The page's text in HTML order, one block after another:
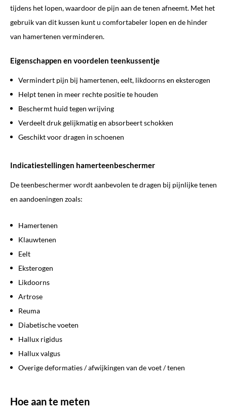
tijdens het lopen, waardoor de pijn aan de tenen afneemt. Met het
gebruik van dit kussen kunt u comfortabeler lopen en de hinder
van hamertenen verminderen.
Eigenschappen en voordelen teenkussentje
Vermindert pijn bij hamertenen, eelt, likdoorns en eksterogen
Helpt tenen in meer rechte positie te houden
Beschermt huid tegen wrijving
Verdeelt druk gelijkmatig en absorbeert schokken
Geschikt voor dragen in schoenen
Indicatiestellingen hamerteenbeschermer
De teenbeschermer wordt aanbevolen te dragen bij pijnlijke tenen
en aandoeningen zoals:
Hamertenen
Klauwtenen
Eelt
Eksterogen
Likdoorns
Artrose
Reuma
Diabetische voeten
Hallux rigidus
Hallux valgus
Overige deformaties / afwijkingen van de voet / tenen
Hoe aan te meten